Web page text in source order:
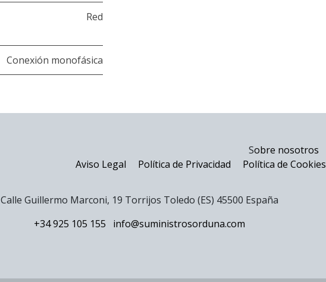
Red
Conexión monofásica
Sobre nosotros
Aviso Legal
Política de Privacidad Política de Cookies
Calle Guillermo Marconi, 19 Torrijos Toledo (ES) 45500 España
+34 925 105 155
info@suministrosorduna.com